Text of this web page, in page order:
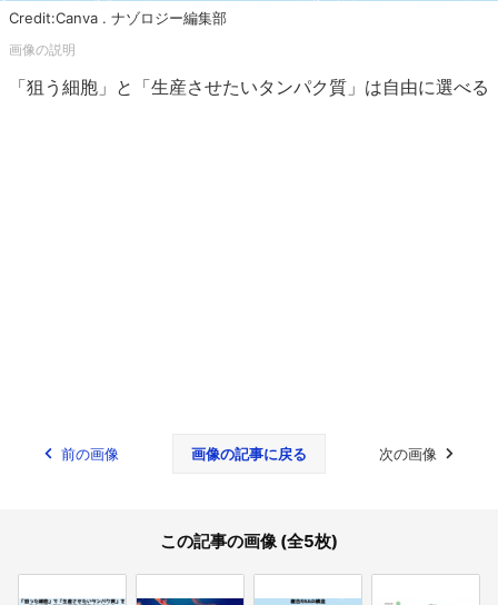
Credit:Canva . ナゾロジー編集部
「狙う細胞」と「生産させたいタンパク質」は自由に選べる
前の画像 画像の記事に戻る 次の画像
この記事の画像 (全5枚)